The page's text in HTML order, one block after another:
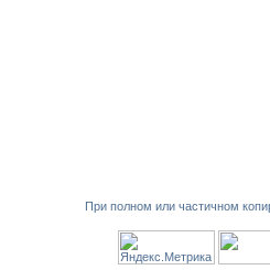
При полном или частичном